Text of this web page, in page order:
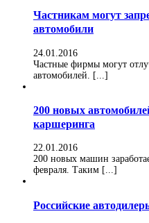
Частникам могут
автомобили
24.01.2016
Частные фирмы могут
автомобилей. [...]
200 новых
каршеринга
22.01.2016
200 новых машин
февраля. Таким [...]
Российские